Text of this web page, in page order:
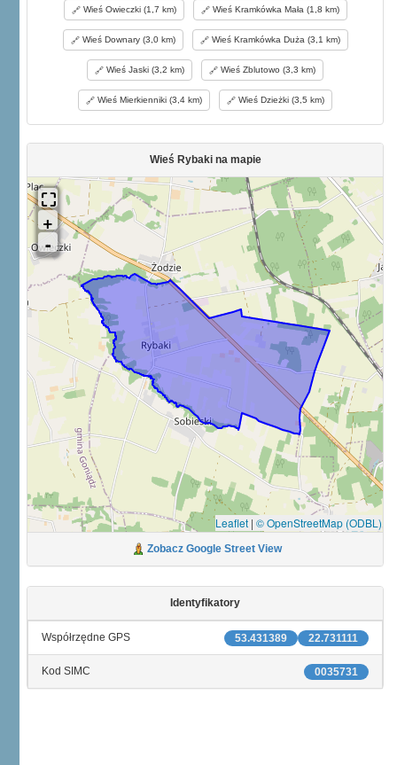
Wieś Owieczki (1,7 km) Wieś Kramkówka Mała (1,8 km)
Wieś Downary (3,0 km) Wieś Kramkówka Duża (3,1 km)
Wieś Jaski (3,2 km) Wieś Zblutowo (3,3 km)
Wieś Mierkienniki (3,4 km) Wieś Dzieżki (3,5 km)
Wieś Rybaki na mapie
Leaflet | © OpenStreetMap (ODBL)
Zobacz Google Street View
Identyfikatory
22.731111
53.431389
Współrzędne GPS
0035731
Kod SIMC